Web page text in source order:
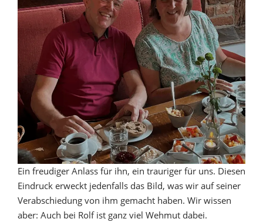
Ein freudiger Anlass für ihn, ein trauriger für uns. Diesen
Eindruck erweckt jedenfalls das Bild, was wir auf seiner
Verabschiedung von ihm gemacht haben. Wir wissen
aber: Auch bei Rolf ist ganz viel Wehmut dabei.